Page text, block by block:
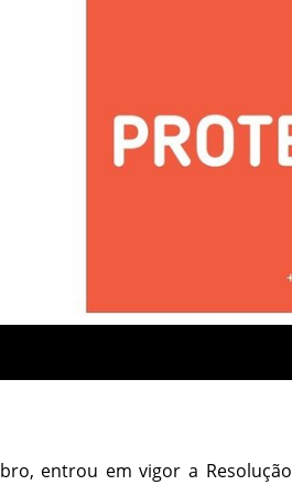
entrou em vigor a